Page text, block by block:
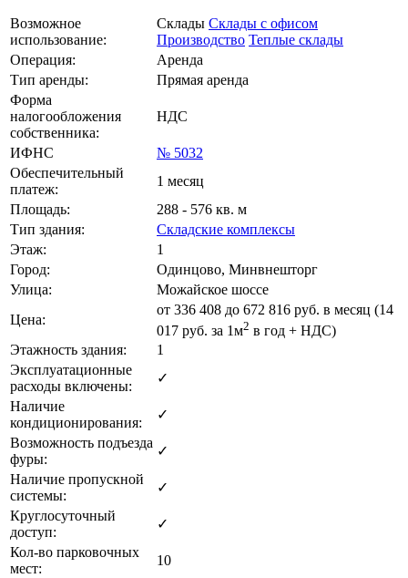
Возможное
использование:
Склады Склады с офисом
Производство Теплые склады
Операция:
Аренда
Тип аренды:
Прямая аренда
Форма
налогообложения
собственника:
НДС
ИФНС
№ 5032
Обеспечительный
платеж:
1 месяц
Площадь:
288 - 576 кв. м
Тип здания:
Складские комплексы
Этаж:
1
Город:
Одинцово, Минвнешторг
Улица:
Можайское шоссе
Цена:
от 336 408 до 672 816 руб. в месяц (14
017 руб. за 1м2 в год + НДС)
Этажность здания:
1
Эксплуатационные
расходы включены:
✓
Наличие
кондиционирования:
✓
Возможность подъезда
фуры:
✓
Наличие пропускной
системы:
✓
Круглосуточный
доступ:
✓
Кол-во парковочных
мест:
10